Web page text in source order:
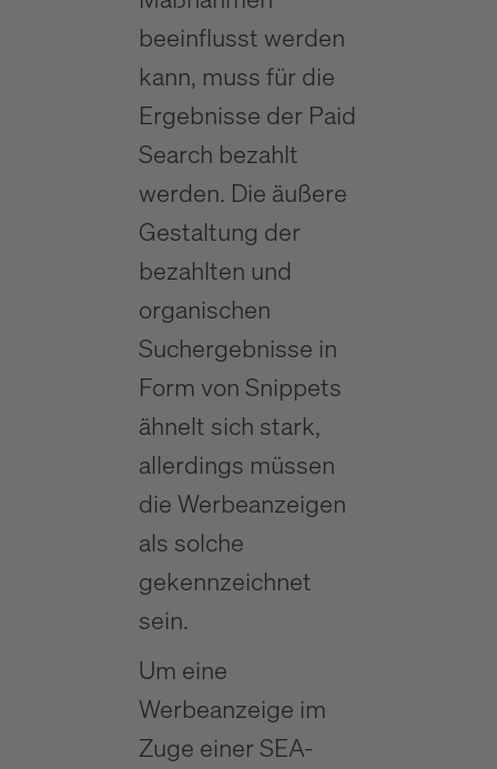
beeinflusst werden
kann, muss für die
Ergebnisse der Paid
Search bezahlt
werden. Die äußere
Gestaltung der
bezahlten und
organischen
Suchergebnisse in
Form von Snippets
ähnelt sich stark,
allerdings müssen
die Werbeanzeigen
als solche
gekennzeichnet
sein.
Um eine
Werbeanzeige im
Zuge einer SEA-